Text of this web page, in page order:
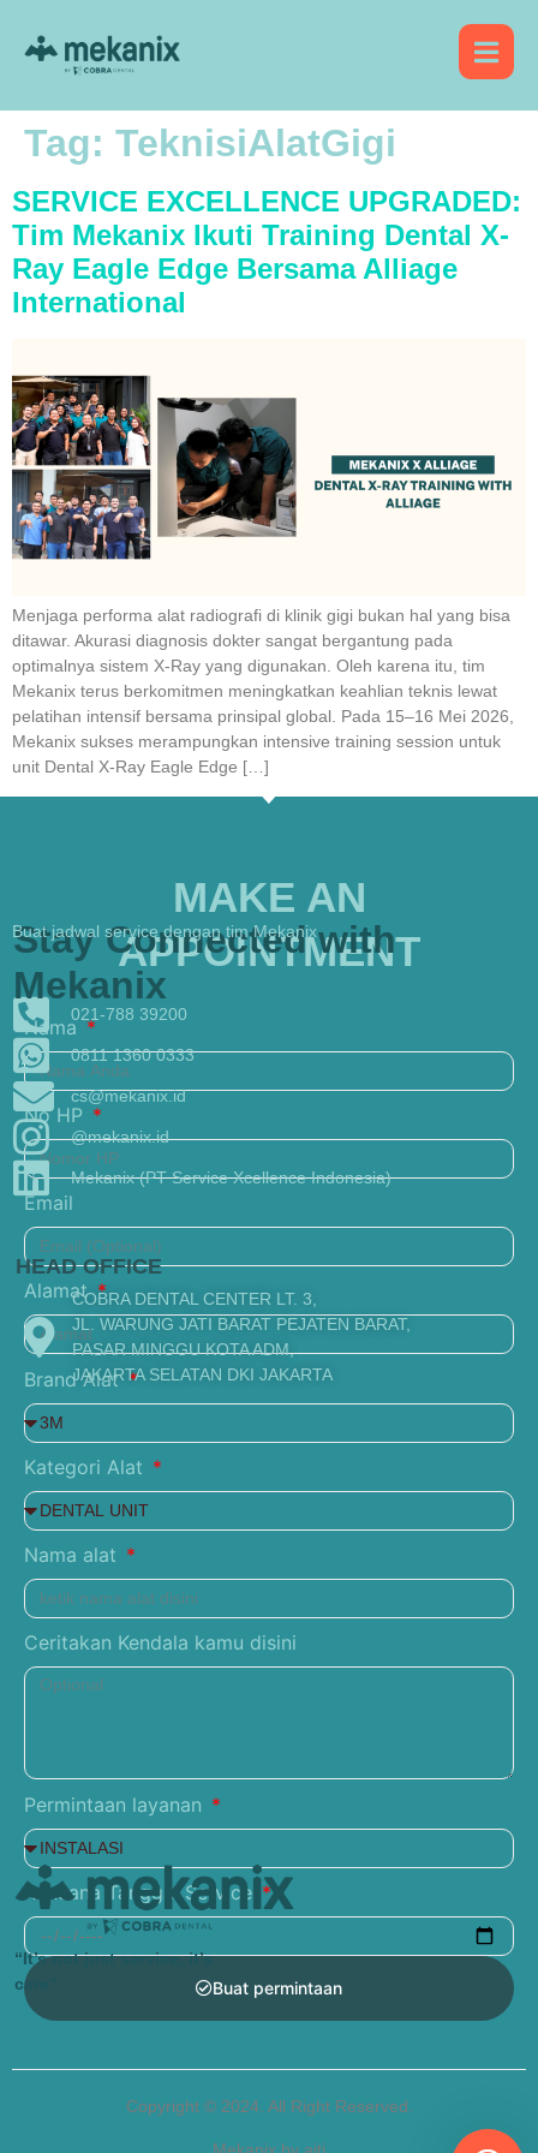
Tag: TeknisiAlatGigi
SERVICE EXCELLENCE UPGRADED:
Tim Mekanix Ikuti Training Dental X-
Ray Eagle Edge Bersama Alliage
International
Menjaga performa alat radiografi di klinik gigi bukan hal yang bisa
ditawar. Akurasi diagnosis dokter sangat bergantung pada
optimalnya sistem X-Ray yang digunakan. Oleh karena itu, tim
Mekanix terus berkomitmen meningkatkan keahlian teknis lewat
pelatihan intensif bersama prinsipal global. Pada 15–16 Mei 2026,
Mekanix sukses merampungkan intensive training session untuk
unit Dental X-Ray Eagle Edge […]
“It’s not just service, it’s
care”
021-788 39200
0811 1360 0333
cs@mekanix.id
@mekanix.id
Mekanix (PT Service Xcellence Indonesia)
Stay Connected with
Mekanix
HEAD OFFICE
COBRA DENTAL CENTER LT. 3,
JL. WARUNG JATI BARAT PEJATEN BARAT,
PASAR MINGGU KOTA ADM,
JAKARTA SELATAN DKI JAKARTA
MAKE AN
APPOINTMENT
Buat jadwal service dengan tim Mekanix
Nama
No HP
Email
Alamat
Brand Alat
Kategori Alat
Nama alat
Ceritakan Kendala kamu disini
Permintaan layanan
Rencana Tanggal Service
Buat permintaan
Mekanix by aiti
Copyright © 2024. All Right Reserved.